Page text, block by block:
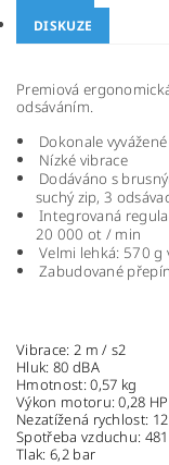
DISKUZE
Premiová
odsáváním.
Dokonale
Nízké vibrace
Dodáváno s
suchý zip, 3
Integrovaná
20 000 ot / min
Velmi lehká: 570
Zabudované
Vibrace: 2 m / s2
Hluk: 80 dBA
Hmotnost: 0,57 kg
Výkon motoru: 0,28 HP
Nezatížená rychlost:
Spotřeba vzduchu:
Tlak: 6,2 bar